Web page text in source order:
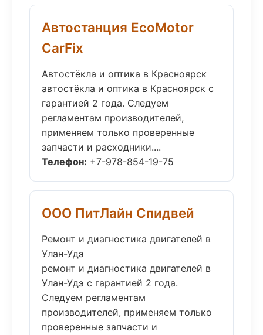
Автостанция EcoMotor
CarFix
Автостёкла и оптика в Красноярск
автостёкла и оптика в Красноярск с
гарантией 2 года. Следуем
регламентам производителей,
применяем только проверенные
запчасти и расходники....
Телефон: +7-978-854-19-75
ООО ПитЛайн Спидвей
Ремонт и диагностика двигателей в
Улан-Удэ
ремонт и диагностика двигателей в
Улан-Удэ с гарантией 2 года.
Следуем регламентам
производителей, применяем только
проверенные запчасти и